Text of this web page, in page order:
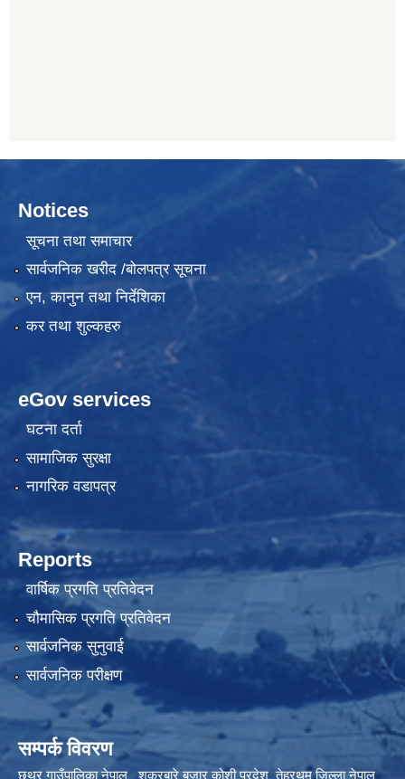
Notices
सूचना तथा समाचार
सार्वजनिक खरीद /बोलपत्र सूचना
एन, कानुन तथा निर्देशिका
कर तथा शुल्कहरु
eGov services
घटना दर्ता
सामाजिक सुरक्षा
नागरिक वडापत्र
Reports
वार्षिक प्रगति प्रतिवेदन
चौमासिक प्रगति प्रतिवेदन
सार्वजनिक सुनुवाई
सार्वजनिक परीक्षण
सम्पर्क विवरण
छथर गाउँपालिका नेपाल शुक्रबारे बजार कोशी प्रदेश तेह्रथुम जिल्ला नेपाल